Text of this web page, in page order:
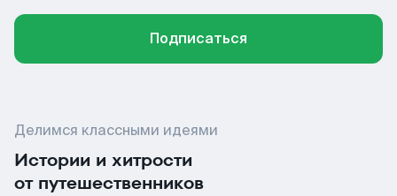
Подписаться
Делимся классными идеями
Истории и хитрости
от путешественников